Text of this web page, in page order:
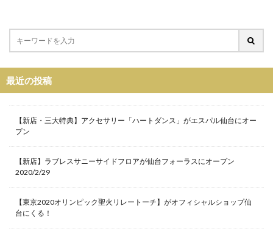
最近の投稿
【新店・三大特典】アクセサリー「ハートダンス」がエスパル仙台にオー
プン
【新店】ラブレスサニーサイドフロアが仙台フォーラスにオープン
2020/2/29
【東京2020オリンピック聖火リレートーチ】がオフィシャルショップ仙
台にくる！
神木隆之介
福山雅治 福袋
秋のリニューアル
移転
羽生結弦選手
菅原靴店仙台店
藤崎百貨店 解散
鈴木まりあ
閉店
限定アイテム